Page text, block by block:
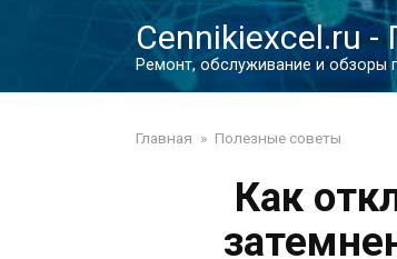
Cennikiexcel.ru
Ремонт, обслуживание и обзоры
Главная » Полезные советы
Как